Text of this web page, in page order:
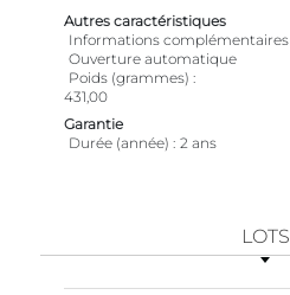
Autres caractéristiques
Informations complémentaires
Ouverture automatique
Poids (grammes)
431,00
Garantie
Durée (année)
2 ans
LOTS